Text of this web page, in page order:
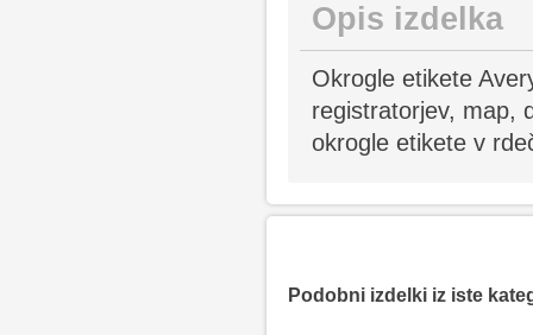
Opis izdelka
Okrogle etikete
registratorjev, map,
okrogle etikete v
Podobni izdelki iz iste